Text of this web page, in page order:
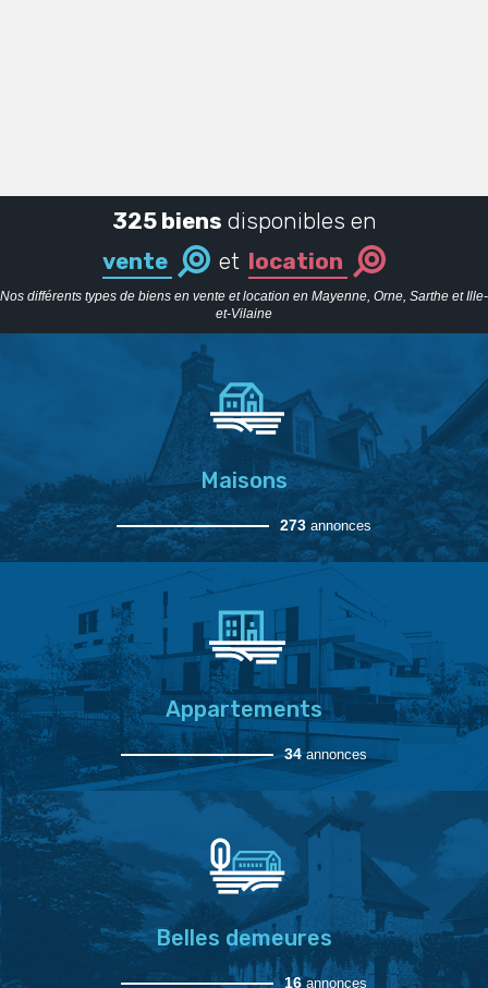
325 biens disponibles en
vente
et location
Nos différents types de biens en vente et location en Mayenne, Orne, Sarthe et Ille-
et-Vilaine
Maisons
273 annonces
Appartements
34annonces
Belles demeures
16annonces